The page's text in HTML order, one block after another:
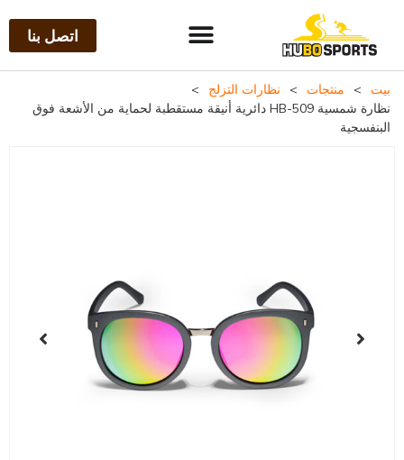
اتصل بنا
بيت > منتجات > نظارات التزلج
>
نظارة شمسية HB-509 دائرية أنيقة مستقطبة لحماية من الأشعة فوق
البنفسجية